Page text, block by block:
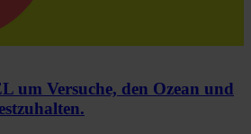
um Versuche, den Ozean und